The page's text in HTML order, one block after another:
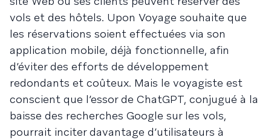
vols et des hôtels. Upon Voyage souhaite que
les réservations soient effectuées via son
application mobile, déjà fonctionnelle, afin
d’éviter des efforts de développement
redondants et coûteux. Mais le voyagiste est
conscient que l’essor de ChatGPT, conjugué à la
baisse des recherches Google sur les vols,
pourrait inciter davantage d’utilisateurs à